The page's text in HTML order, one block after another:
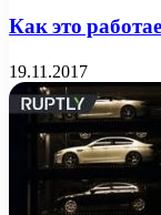
Как это
19.11.2017